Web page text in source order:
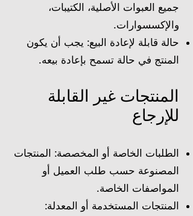
جميع العبوات الأصلية، الكتيبات،
والإكسسوارات.
حالة قابلة لإعادة البيع: يجب أن يكون
المنتج في حالة تسمح بإعادة بيعه.
المنتجات غير القابلة
للإرجاع
الطلبات الخاصة أو المخصصة: المنتجات
المصنوعة حسب طلب العميل أو
المواصفات الخاصة.
المنتجات المستخدمة أو المعدلة: